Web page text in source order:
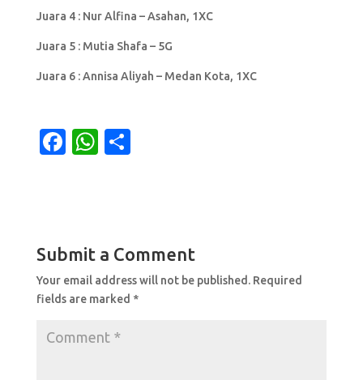
Juara 4 : Nur Alfina – Asahan, 1XC
Juara 5 : Mutia Shafa – 5G
Juara 6 : Annisa Aliyah – Medan Kota, 1XC
F
b
o
o
W
A
p
p
Submit a Comment
Your email address will not be published. Required
fields are marked *